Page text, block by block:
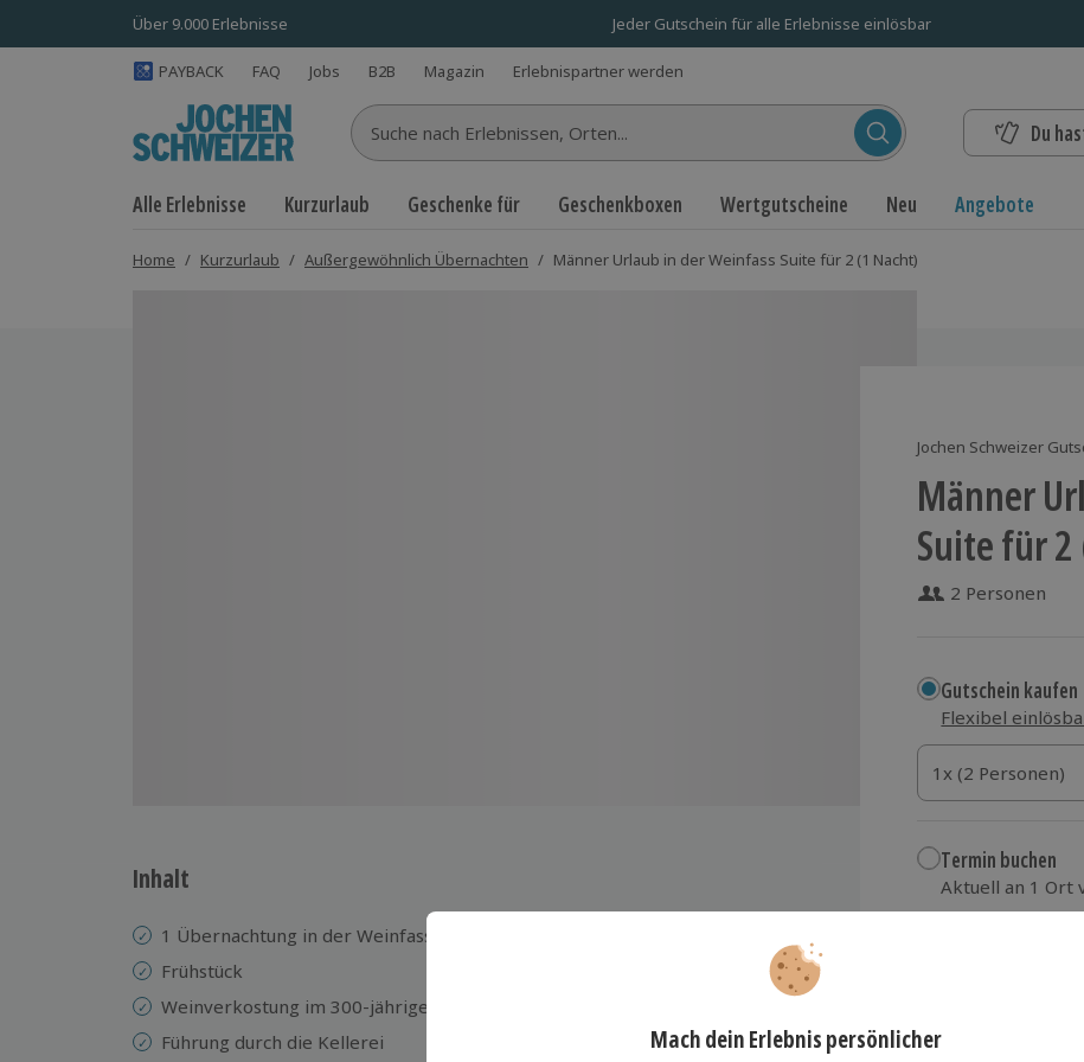
Über 9.000 Erlebnisse Jeder Gutschein für alle Erlebnisse einlösbar
PAYBACK FAQ Jobs B2B Magazin Erlebnispartner werden
Suche nach Erlebnissen... Du
Alle Erlebnisse Kurzurlaub Geschenke für Geschenkboxen Wertgutscheine Neu Angebote
Home / Kurzurlaub / Außergewöhnlich Übernachten / Männer Urlaub in der Weinfass Suite für 2 (1 Nacht)
Jochen Schweizer
Männer
Suite für
2 Personen
Gutschein kaufen
Flexibel
1x (2 Personen)
1x (2 Personen)
1x (2 Personen)
Termin buchen
Aktuell an 1 Ort
Inhalt
1 Übernachtung in der Weinfass-Suite
Frühstück
Weinverkostung im 300-jährigen Kellergewölbe
Führung durch die Kellerei